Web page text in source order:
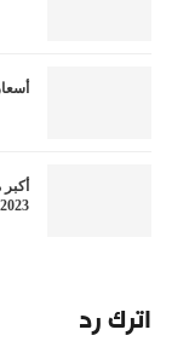
2023
اترك رد